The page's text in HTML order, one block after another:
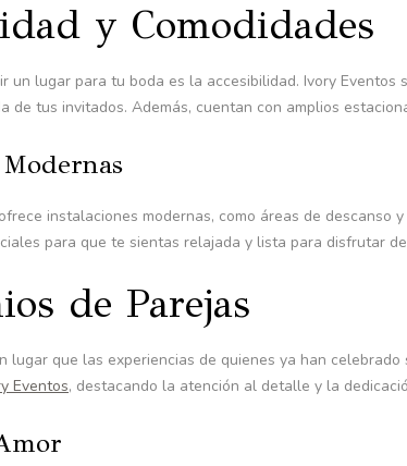
y Comodidades
un lugar para tu boda es la accesibilidad. Ivory Eventos
de tus invitados. Además, cuentan con amplios
instalaciones modernas, como áreas de descanso
para que te sientas relajada y lista para disfrutar
de Parejas
lugar que las experiencias de quienes ya han
Eventos, destacando la atención al detalle y la